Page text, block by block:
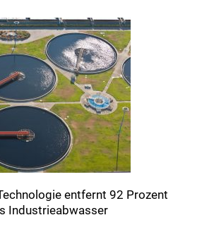
entfernt 92 Prozent
Industrieabwasser